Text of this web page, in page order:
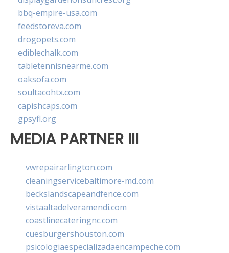
bbq-empire-usa.com
feedstoreva.com
drogopets.com
ediblechalk.com
tabletennisnearme.com
oaksofa.com
soultacohtx.com
capishcaps.com
gpsyfl.org
MEDIA PARTNER III
vwrepairarlington.com
cleaningservicebaltimore-md.com
beckslandscapeandfence.com
vistaaltadelveramendi.com
coastlinecateringnc.com
cuesburgershouston.com
psicologiaespecializadaencampeche.com